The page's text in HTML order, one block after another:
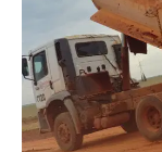
#NOTICIAS
La inserción
del MOPC